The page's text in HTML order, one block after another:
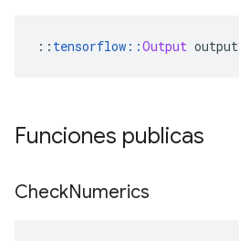
:: tensorflow ::Output output
Funciones publicas
CheckNumerics